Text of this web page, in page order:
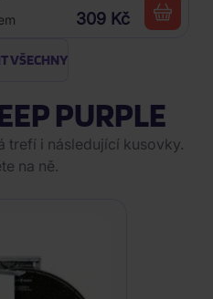
309 Kč
VŠECHNY
PURPLE
trefí i následující kusovky.
na ně.